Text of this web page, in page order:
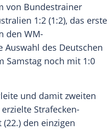
von Bundestrainer
1:2 (1:2), das erste
den WM-
Auswahl des Deutschen
Samstag noch mit 1:0
und damit zweiten
erzielte Strafecken-
(22.) den einzigen